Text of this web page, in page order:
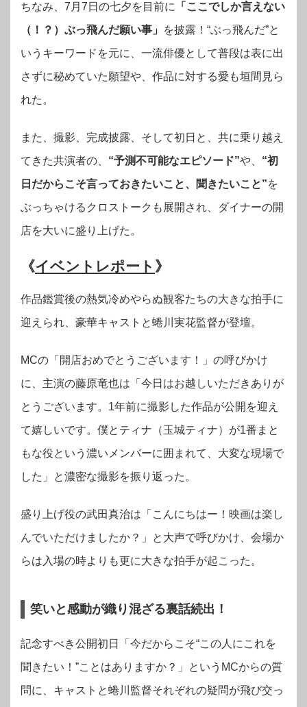
ちなみ、7月7日の七夕を目前に
「ここでしか言えない
（！？）ぶっ飛んだ願い事」
を披露！ “ぶっ飛んだ”と
いうキーワードを元に、一流俳優として普段は表に出
さずに秘めていた願望や、作品に対する愛も垣間見ら
れた。
また、撮影、完成披露、そして初日と、共に乗り越え
てきた共演者の、 “予測不可能なエピソード”や、 “初
日だからこそ言っておきたいこと、聞きたいこと”を
ぶっちゃけるクロストークも展開され、ダイナーの開
店を大いに盛り上げた。
《イベントレポート 》
作品鑑賞後の熱気冷めやらぬ観客たちの大きな拍手に
迎えられ、豪華キャストと蜷川実花監督が登壇。
MCの「開店おめでとうございます！」の呼びかけ
に、主演の藤原竜也は「今日はお越しいただきありが
とうございます。1年前に撮影した作品が公開を迎え
て嬉しいです。僕とティナ（玉城ティナ）が1番まと
もな役という濃いメンバーに囲まれて、大変な現場で
した」と濃密な撮影を振り返った。
盛り上げ役の武田真治は「こんにちはー！映画は楽し
んでいただけましたか？」と大声で呼びかけ、会場か
らは入場の時よりも更に大きな拍手が起こった。
笑いと感動が織り混ざる裏話続出！
記念すべき公開初日「今だからこそ“この人にこれを
聞きたい！”ことはありますか？」というMCからの質
問に、キャストと蜷川監督それぞれの疑問が飛び交っ